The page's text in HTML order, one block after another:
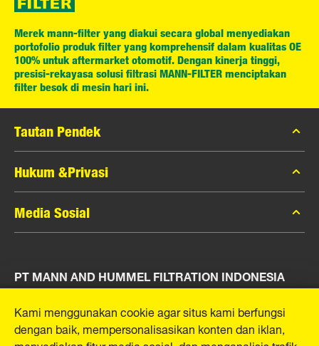
Merek mann-filter yang diakui secara global menyediakan
portofolio produk filter yang komprehensif dalam kualitas OE
100% untuk aftermarket otomotif. Dengan kinerja tinggi,
presisi-rekayasa solusi filtrasi MANN-FILTER menciptakan
filter besok di mesin hari ini.
Tautan Pendek
Katalog MANN-FILTER
Pencari MANN-FILTER
Peras
Hukum &Privasi
Privasi Data
Pemberitahuan Hukum
Media Sosial
Instagram
YouTube
PT MANN AND HUMMEL FILTRATION INDONESIA
Puri Indah Financial Tower, Unit 107
Jl. Puri Lingkar Dalam, RT01/RW02
Kami menggunakan cookie agar situs kami berfungsi
dengan baik, mempersonalisasikan konten dan iklan,